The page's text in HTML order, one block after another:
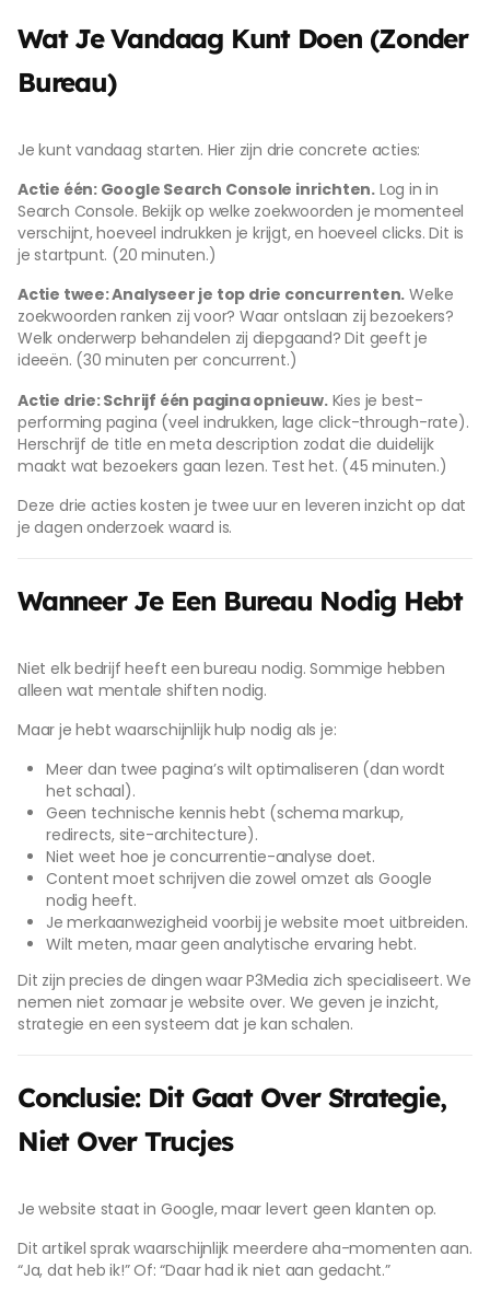
Wat Je Vandaag Kunt Doen (Zonder
Bureau)
Je kunt vandaag starten. Hier zijn drie concrete acties:
Actie één: Google Search Console inrichten.Log in in
Search Console. Bekijk op welke zoekwoorden je momenteel
verschijnt, hoeveel indrukken je krijgt, en hoeveel clicks. Dit is
je startpunt. (20 minuten.)
Actie twee: Analyseer je top drie concurrenten. Welke
zoekwoorden ranken zij voor? Waar ontslaan zij bezoekers?
Welk onderwerp behandelen zij diepgaand? Dit geeft je
ideeën. (30 minuten per concurrent.)
Actie drie: Schrijf één pagina opnieuw.Kies je best-
performing pagina (veel indrukken, lage click-through-rate).
Herschrijf de title en meta description zodat die duidelijk
maakt wat bezoekers gaan lezen. Test het. (45 minuten.)
Deze drie acties kosten je twee uur en leveren inzicht op dat
je dagen onderzoek waard is.
Wanneer Je Een Bureau Nodig Hebt
Niet elk bedrijf heeft een bureau nodig. Sommige hebben
alleen wat mentale shiften nodig.
Maar je hebt waarschijnlijk hulp nodig als je:
Meer dan twee pagina’s wilt optimaliseren (dan wordt
het schaal).
Geen technische kennis hebt (schema markup,
redirects, site-architecture).
Niet weet hoe je concurrentie-analyse doet.
Content moet schrijven die zowel omzet als Google
nodig heeft.
Je merkaanwezigheid voorbij je website moet uitbreiden.
Wilt meten, maar geen analytische ervaring hebt.
Dit zijn precies de dingen waar P3Media zich specialiseert. We
nemen niet zomaar je website over. We geven je inzicht,
strategie en een systeem dat je kan schalen.
Conclusie: Dit Gaat Over Strategie,
Niet Over Trucjes
Je website staat in Google, maar levert geen klanten op.
Dit artikel sprak waarschijnlijk meerdere aha-momenten aan.
“Ja, dat heb ik!” Of: “Daar had ik niet aan gedacht.”